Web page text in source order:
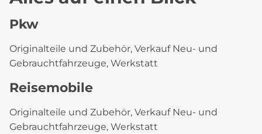
Pkw
Originalteile und Zubehör, Verkauf Neu- und
Gebrauchtfahrzeuge, Werkstatt
Reisemobile
Originalteile und Zubehör, Verkauf Neu- und
Gebrauchtfahrzeuge, Werkstatt